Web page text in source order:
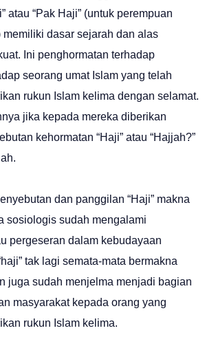
atau “Pak Haji” (untuk perempuan
memiliki dasar sejarah dan alas
Ini penghormatan terhadap
seorang umat Islam yang telah
rukun Islam kelima dengan selamat.
jika kepada mereka diberikan
kehormatan “Haji” atau “Hajjah?”
dan panggilan “Haji” makna
sosiologis sudah mengalami
pergeseran dalam kebudayaan
tak lagi semata-mata bermakna
juga sudah menjelma menjadi bagian
masyarakat kepada orang yang
rukun Islam kelima.